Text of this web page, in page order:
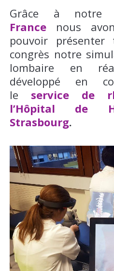
Grâce à notre
France nous
pouvoir
congrès notre
lombaire en
développé en
le service de
l’Hôpital de
Strasbourg.